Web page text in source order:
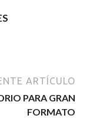
ARTÍCULO
PARA GRAN
FORMATO